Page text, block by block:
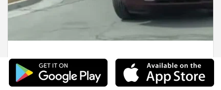
2022 Jeep Grand Cherokee İlk Defa
Görüntülendi